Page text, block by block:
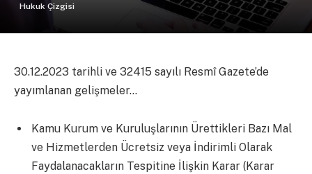
Hukuk Çizgisi
30.12.2023 tarihli ve 32415 sayılı Resmî Gazete’de
yayımlanan gelişmeler…
Kamu Kurum ve Kuruluşlarının Ürettikleri Bazı Mal
ve Hizmetlerden Ücretsiz veya İndirimli Olarak
Faydalanacakların Tespitine İlişkin Karar (Karar